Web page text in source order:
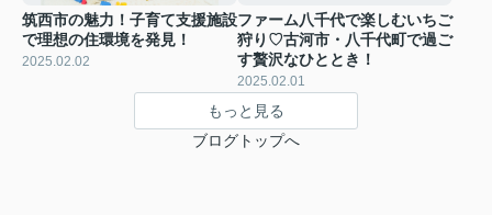
筑西市の魅力！子育て支援施設
で理想の住環境を発見！
2025.02.02
ファーム八千代で楽しむいちご
狩り♡古河市・八千代町で過ご
す贅沢なひととき！
2025.02.01
もっと見る
ブログトップへ